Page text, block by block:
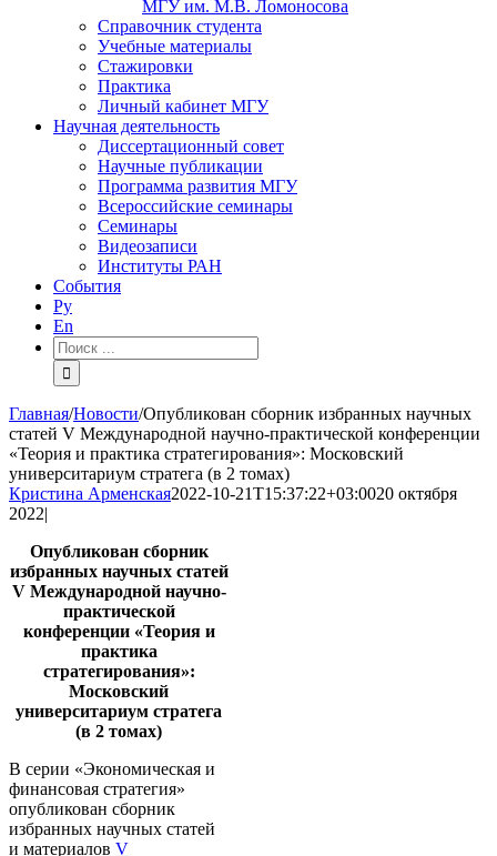
МГУ им. М.В. Ломоносова
Справочник студента
Учебные материалы
Стажировки
Практика
Личный кабинет МГУ
Научная деятельность
Диссертационный совет
Научные публикации
Программа развития МГУ
Всероссийские семинары
Семинары
Видеозаписи
Институты РАН
События
Ру
En
Результат
поиска:
Главная/Новости/Опубликован сборник избранных научных
статей V Международной научно-практической конференции
«Теория и практика стратегирования»: Московский
университариум стратега (в 2 томах)
Кристина Арменская2022-10-21T15:37:22+03:0020 октября
2022|
Опубликован сборник
избранных научных статей
V Международной научно-
практической
конференции «Теория и
практика
стратегирования»:
Московский
университариум стратега
(в 2 томах)
В серии «Экономическая и
финансовая стратегия»
опубликован сборник
избранных научных статей
и материалов V